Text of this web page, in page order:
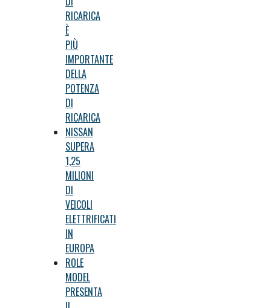
RICARICA
È
PIÙ
IMPORTANTE
DELLA
POTENZA
DI
RICARICA
NISSAN
SUPERA
1,25
MILIONI
DI
VEICOLI
ELETTRIFICATI
IN
EUROPA
ROLE
MODEL
PRESENTA